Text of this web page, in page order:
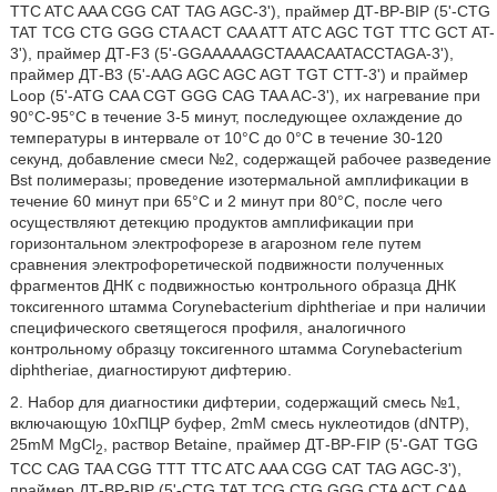
TTC ATC AAA CGG CAT TAG AGC-3'), праймер ДТ-BP-BIP (5'-CTG
TAT TCG CTG GGG CTA ACT CAA ATT ATC AGC TGT TTC GCT AT-
3'), праймер ДТ-F3 (5'-GGAAAAAGCTAAACAATACCTAGA-3'),
праймер ДТ-В3 (5'-AAG AGC AGC AGT TGT CTT-3') и праймер
Loop (5'-ATG CAA CGT GGG CAG TAA AC-3'), их нагревание при
90°C-95°C в течение 3-5 минут, последующее охлаждение до
температуры в интервале от 10°C до 0°C в течение 30-120
секунд, добавление смеси №2, содержащей рабочее разведение
Bst полимеразы; проведение изотермальной амплификации в
течение 60 минут при 65°C и 2 минут при 80°C, после чего
осуществляют детекцию продуктов амплификации при
горизонтальном электрофорезе в агарозном геле путем
сравнения электрофоретической подвижности полученных
фрагментов ДНК с подвижностью контрольного образца ДНК
токсигенного штамма Corynebacterium diphtheriae и при наличии
специфического светящегося профиля, аналогичного
контрольному образцу токсигенного штамма Corynebacterium
diphtheriae, диагностируют дифтерию.
2. Набор для диагностики дифтерии, содержащий смесь №1,
включающую 10хПЦР буфер, 2mM смесь нуклеотидов (dNTP),
25mM MgCl2
, раствор Betaine, праймер ДТ-BP-FIP (5'-GAT TGG
TCC CAG TAA CGG TTT TTC ATC AAA CGG CAT TAG AGC-3'),